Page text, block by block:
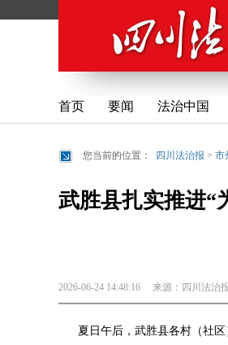
首页 要闻 法治中国
您当前的位置： 四川法治报 > 市
武胜县扎实推进“
2026-06-24 14:48:16 来源： 四川法治
夏日午后，武胜县各村（社区